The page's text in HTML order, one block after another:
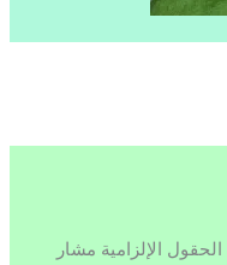
الحقول الإلزامية مشار